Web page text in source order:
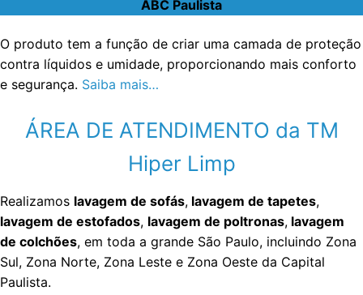
ABC Paulista
O produto tem a função de criar uma camada de proteção
contra líquidos e umidade, proporcionando mais conforto
e segurança. Saiba mais…
ÁREA DE ATENDIMENTO da TM
Hiper Limp
Realizamos lavagem de sofás, lavagem de tapetes,
lavagem de estofados, lavagem de poltronas, lavagem
de colchões, em toda a grande São Paulo, incluindo Zona
Sul, Zona Norte, Zona Leste e Zona Oeste da Capital
Paulista.